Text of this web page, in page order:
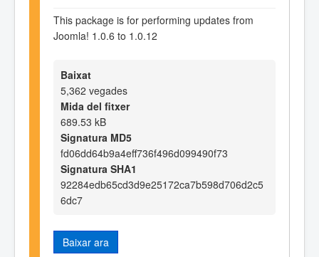
This package is for performing updates from
Joomla! 1.0.6 to 1.0.12
Baixat
5,362 vegades
Mida del fitxer
689.53 kB
Signatura MD5
fd06dd64b9a4eff736f496d099490f73
Signatura SHA1
92284edb65cd3d9e25172ca7b598d706d2c5
6dc7
Baixar ara